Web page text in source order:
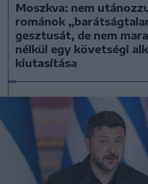
Moszkva: nem
románok
gesztusát, de nem
nélkül egy követségi
kiutasítása